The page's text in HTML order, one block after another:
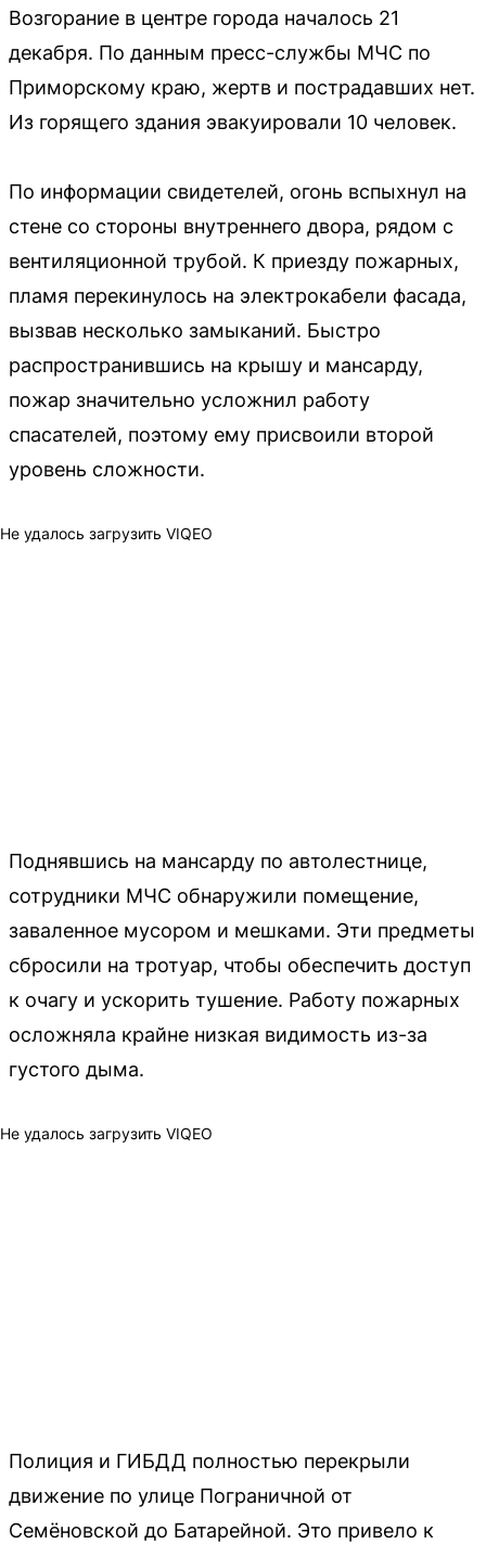
Возгорание в центре города началось 21
декабря. По данным пресс-службы МЧС по
Приморскому краю, жертв и пострадавших нет.
Из горящего здания эвакуировали 10 человек.
По информации свидетелей, огонь вспыхнул на
стене со стороны внутреннего двора, рядом с
вентиляционной трубой. К приезду пожарных,
пламя перекинулось на электрокабели фасада,
вызвав несколько замыканий. Быстро
распространившись на крышу и мансарду,
пожар значительно усложнил работу
спасателей, поэтому ему присвоили второй
уровень сложности.
Не удалось загрузить VIQEO
Поднявшись на мансарду по автолестнице,
сотрудники МЧС обнаружили помещение,
заваленное мусором и мешками. Эти предметы
сбросили на тротуар, чтобы обеспечить доступ
к очагу и ускорить тушение. Работу пожарных
осложняла крайне низкая видимость из-за
густого дыма.
Не удалось загрузить VIQEO
Полиция и ГИБДД полностью перекрыли
движение по улице Пограничной от
Семёновской до Батарейной. Это привело к